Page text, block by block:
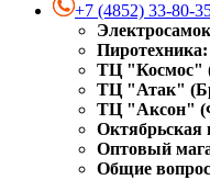
+7 (4852) 33-80-
Пиротехника:
ТЦ "Космос"
ТЦ "Атак"
ТЦ "Аксон"
Октябрьская
Оптовый
Общие